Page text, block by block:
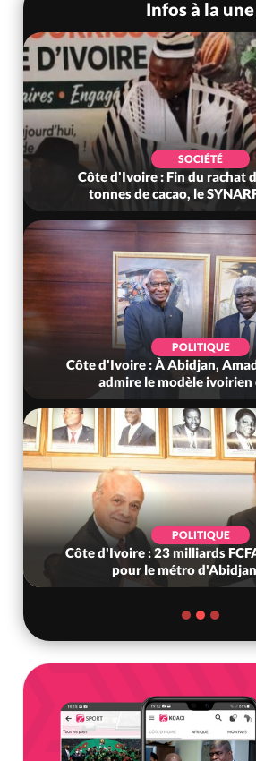
Infos à la une
SOCIÉTÉ
Côte d'Ivoire : Fin du rachat
tonnes de cacao, le
POLITIQUE
Côte d'Ivoire : À Abidjan,
admire le modèle ivoirien
POLITIQUE
Côte d'Ivoire : 23 milliards
pour le métro